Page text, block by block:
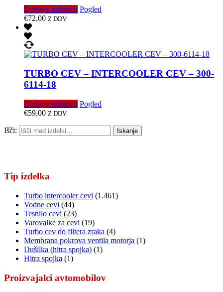
Dodaj v košarico Pogled
€72,00 Z DDV
TURBO CEV – INTERCOOLER CEV – 300-
6114-18
Dodaj v košarico Pogled
€59,00 Z DDV
Išči: Iskanje
Tip izdelka
Turbo intercooler cevi (1.461)
Vodne cevi (44)
Tesnilo cevi (23)
Varovalke za cevi (19)
Turbo cev do filtera zraka (4)
Membrana pokrova ventila motorja (1)
Dušilka (hitra spojka) (1)
Hitra spojka (1)
Proizvajalci avtomobilov